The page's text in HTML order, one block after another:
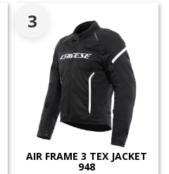
3
AIR FRAME 3 TEX JACKET
948